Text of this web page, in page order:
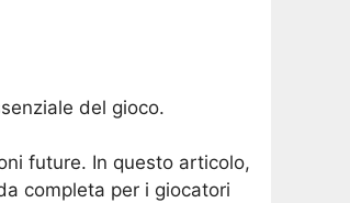
del gioco.
future. In questo articolo,
completa per i giocatori